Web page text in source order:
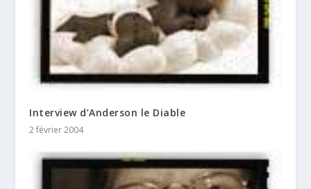
Interview d’Anderson le Diable
2 février 2004